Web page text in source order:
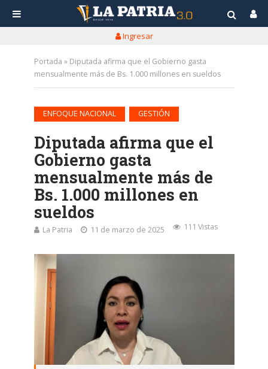
Ingresar
Portada » Diputada afirma que el Gobierno gasta
mensualmente más de Bs. 1.000 millones en sueldos
ENFOQUE NACIONAL GESTIÓN
Diputada afirma que el
Gobierno gasta
mensualmente más de
Bs. 1.000 millones en
sueldos
La Patria 11 de marzo de 2025 111 Vistas